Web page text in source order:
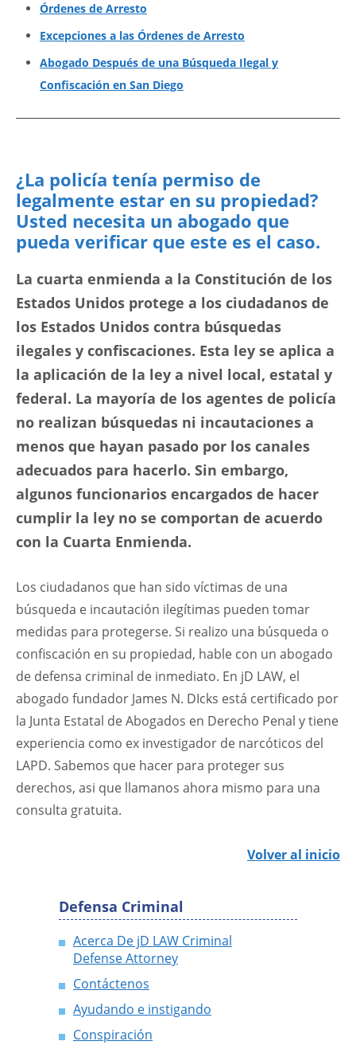
Órdenes de Arresto
Excepciones a las Órdenes de Arresto
Abogado Después de una Búsqueda Ilegal y
Confiscación en San Diego
¿La policía tenía permiso de
legalmente estar en su propiedad?
Usted necesita un abogado que
pueda verificar que este es el caso.
La cuarta enmienda a la Constitución de los
Estados Unidos protege a los ciudadanos de
los Estados Unidos contra búsquedas
ilegales y confiscaciones. Esta ley se aplica a
la aplicación de la ley a nivel local, estatal y
federal. La mayoría de los agentes de policía
no realizan búsquedas ni incautaciones a
menos que hayan pasado por los canales
adecuados para hacerlo. Sin embargo,
algunos funcionarios encargados de hacer
cumplir la ley no se comportan de acuerdo
con la Cuarta Enmienda.
Los ciudadanos que han sido víctimas de una
búsqueda e incautación ilegítimas pueden tomar
medidas para protegerse. Si realizo una búsqueda o
confiscación en su propiedad, hable con un abogado
de defensa criminal de inmediato. En jD LAW, el
abogado fundador James N. DIcks está certificado por
la Junta Estatal de Abogados en Derecho Penal y tiene
experiencia como ex investigador de narcóticos del
LAPD. Sabemos que hacer para proteger sus
derechos, asi que llamanos ahora mismo para una
consulta gratuita.
Volver al inicio
Defensa Criminal
Acerca De jD LAW Criminal
Defense Attorney
Contáctenos
Ayudando e instigando
Conspiración